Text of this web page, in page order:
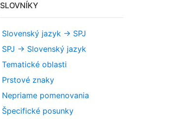
SLOVNÍKY
Slovenský jazyk -> SPJ
SPJ -> Slovenský jazyk
Tematické oblasti
Prstové znaky
Nepriame pomenovania
Špecifické posunky